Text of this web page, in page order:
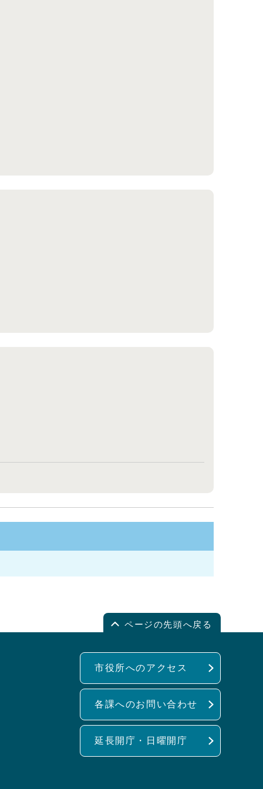
ページの先頭へ戻る
市役所へのアクセス
各課へのお問い合わせ
延長開庁・日曜開庁